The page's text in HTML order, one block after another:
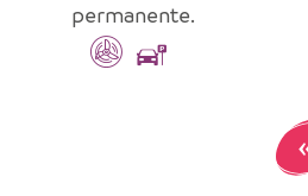
permanente.